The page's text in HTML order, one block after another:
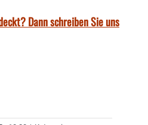
Dann schreiben Sie uns